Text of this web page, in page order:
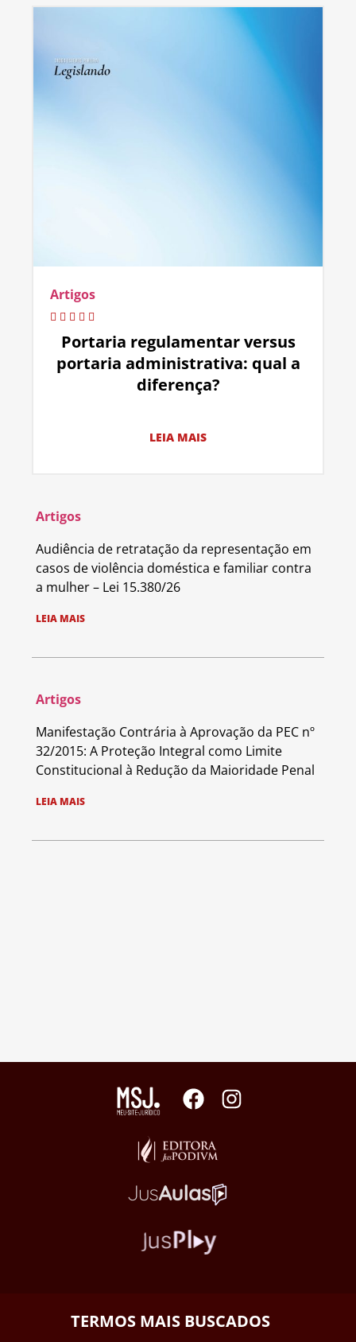
Artigos
Portaria regulamentar versus
portaria administrativa: qual a
diferença?
LEIA MAIS
Artigos
Audiência de retratação da representação em
casos de violência doméstica e familiar contra
a mulher – Lei 15.380/26
LEIA MAIS
Artigos
Manifestação Contrária à Aprovação da PEC nº
32/2015: A Proteção Integral como Limite
Constitucional à Redução da Maioridade Penal
LEIA MAIS
TERMOS MAIS BUSCADOS